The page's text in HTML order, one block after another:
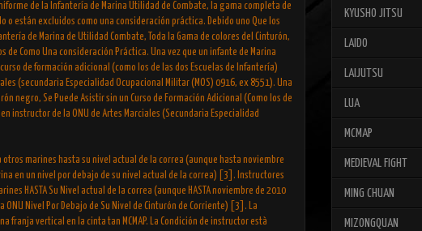
de la Infantería de Marina Utilidad de Combate, la gama completa de
están excluidos como una consideración práctica. Debido uno Que los
de Marina de Utilidad Combate, Toda la Gama de colores del Cinturón,
Como Una consideración Práctica. Una vez que un infante de Marina
de formación adicional (como los de las dos Escuelas de Infantería)
(secundaria Especialidad Ocupacional Militar (MOS) 0916, ex 8551). Una
negro, Se Puede Asistir sin un Curso de Formación Adicional (Como los de
instructor de la ONU de Artes Marciales (Secundaria Especialidad
otros marines hasta su nivel actual de la correa (aunque hasta noviembre
en un nivel por debajo de su nivel actual de la correa) [3]. Instructores
HASTA Su Nivel actual de la correa (aunque HASTA noviembre de 2010
Nivel Por Debajo de Su Nivel de Cinturón de Corriente) [3]. La
franja vertical en la cinta tan MCMAP. La Condición de instructor està
KYUSHO JITSU
LAIDO
LAIJUTSU
LUA
MCMAP
MEDIEVAL FIGHT
MING CHUAN
MIZONGQUAN